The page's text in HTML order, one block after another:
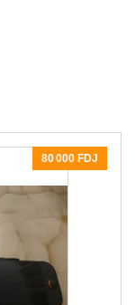
80 000 FDJ